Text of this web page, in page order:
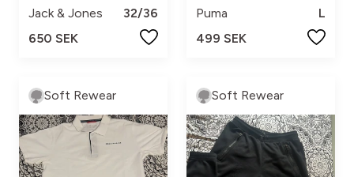
Jack & Jones
32/36
650 SEK
Puma
L
499 SEK
Soft Rewear Soft Rewear